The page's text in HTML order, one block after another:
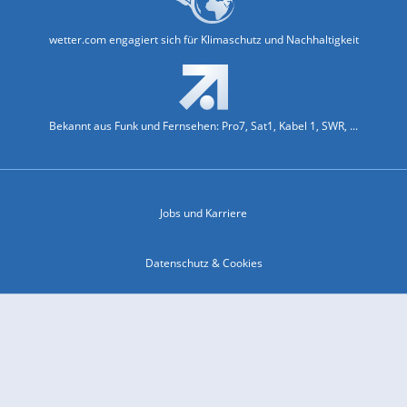
wetter.com engagiert sich für Klimaschutz und Nachhaltigkeit
Bekannt aus Funk und Fernsehen: Pro7, Sat1, Kabel 1, SWR, ...
Jobs und Karriere
Datenschutz & Cookies